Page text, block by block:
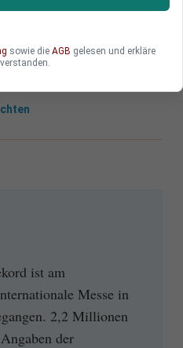
ist am
Messe in
2,2 Millionen
der
sowie die AGB gelesen und erkläre